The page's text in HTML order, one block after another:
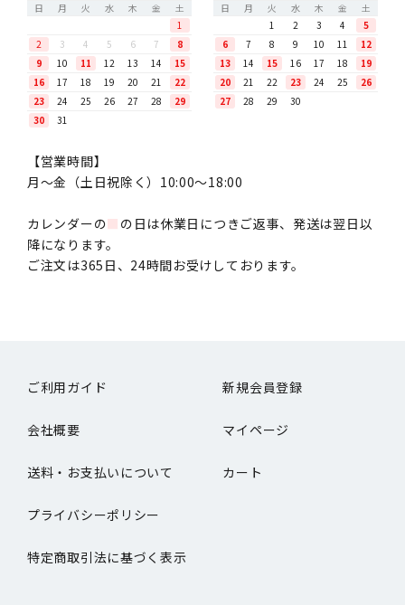
日
月 火 水 木 金
土
1
2
3 4 5 6 7
8
9
10 11 12 13 14
15
16
17 18 19 20 21
22
23
24 25 26 27 28
29
30
31
日
月 火 水 木 金
土
1
2 3 4
5
6
7 8 9 10 11
12
13
14 15 16 17 18
19
20
21 22 23 24 25
26
27
28 29 30
【営業時間】
月〜金（土日祝除く）10:00～18:00
カレンダーの■ の日は休業日につきご返事、発送は翌日以
降になります。
ご注文は365日、24時間お受けしております。
ご利用ガイド 新規会員登録
会社概要 マイページ
送料・お支払いについて カート
プライバシーポリシー
特定商取引法に基づく表示